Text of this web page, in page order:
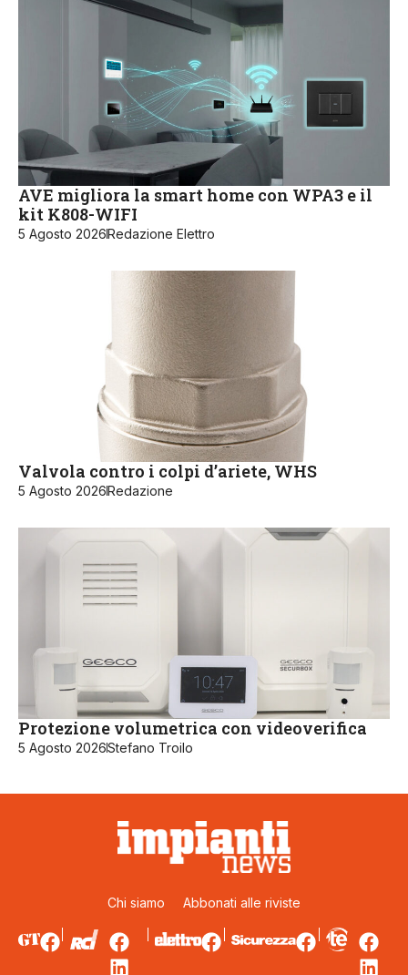
AVE migliora la smart home con WPA3 e il
kit K808-WIFI
5 Agosto 2026Redazione Elettro
Valvola contro i colpi d’ariete, WHS
5 Agosto 2026Redazione
Protezione volumetrica con videoverifica
5 Agosto 2026Stefano Troilo
Chi siamo Abbonati alle riviste